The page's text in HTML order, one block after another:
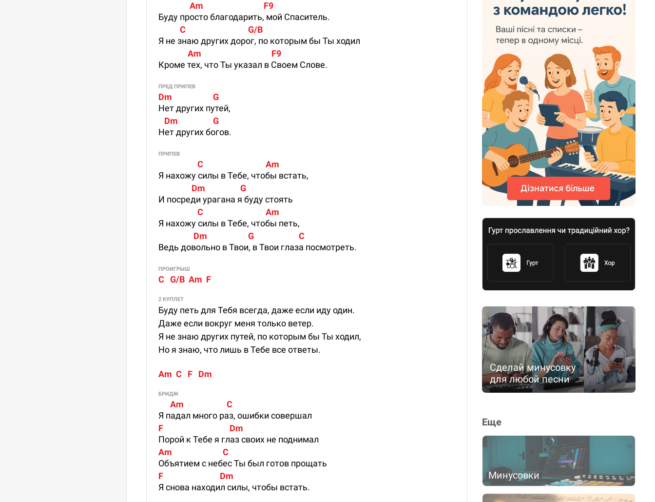
                Am                               F9
Буду просто благодарить, мой Спаситель.
           C                                G/B
Я не знаю других дорог, по которым бы Ты ходил
               Am                                    F9
Кроме тех, что Ты указал в Своем Слове.
ПРЕД ПРИПЕВ
Dm                     G
Нет других путей,
   Dm                  G
Нет других богов.
ПРИПЕВ
                    C                                Am
Я нахожу силы в Тебе, чтобы встать,
                 Dm                  G
И поcреди урагана я буду стоять
                    C                                Am
Я нахожу силы в Тебе, чтобы петь,
                  Dm                     G                       C
Ведь довольно в Твои, в Твои глаза посмотреть.
ПРОИГРЫШ
C   G/B  Am  F
2 КУПЛЕТ
Буду петь для Тебя всегда, даже если иду один.
Даже если вокруг меня только ветер.
Я не знаю других путей, по которым бы Ты ходил,
Но я знаю, что лишь в Тебе все ответы.
Am  C   F   Dm
БРИДЖ
      Am                      C
Я падал много раз, ошибки совершал
F                                  Dm
Порой к Тебе я глаз своих не поднимал
Am                          C
Объятием с небес Ты был готов прощать
F                             Dm
Я снова находил силы, чтобы встать.
Сделай минусовку
для любой песни
Еще
Минусовки